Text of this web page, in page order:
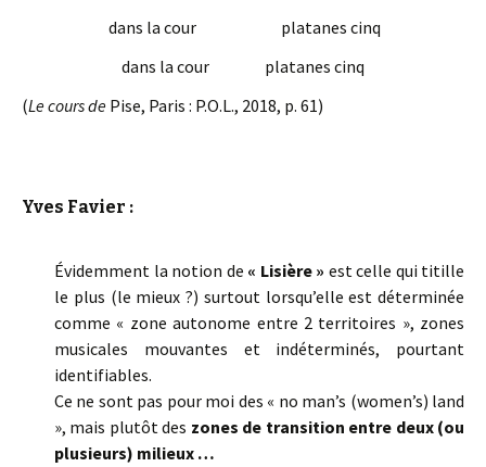
dans la cour platanes cinq
dans la cour platanes cinq
(Le cours de Pise, Paris : P.O.L., 2018, p. 61)
Yves Favier :
Évidemment la notion de « Lisière » est celle qui titille
le plus (le mieux ?) surtout lorsqu’elle est déterminée
comme « zone autonome entre 2 territoires », zones
musicales mouvantes et indéterminés, pourtant
identifiables.
Ce ne sont pas pour moi des « no man’s (women’s) land
», mais plutôt des zones de transition entre deux (ou
plusieurs) milieux …